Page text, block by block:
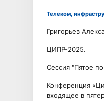
Телеком,
Григорьев
ЦИПР-2025.
Сессия "Пятое
Конференция
входящее в